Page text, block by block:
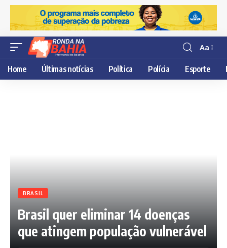
Resisor
de
fonte
Aa
Home Últimas notícias Política Polícia Esporte
BRASIL
Brasil quer eliminar 14 doenças
que atingem população vulnerável